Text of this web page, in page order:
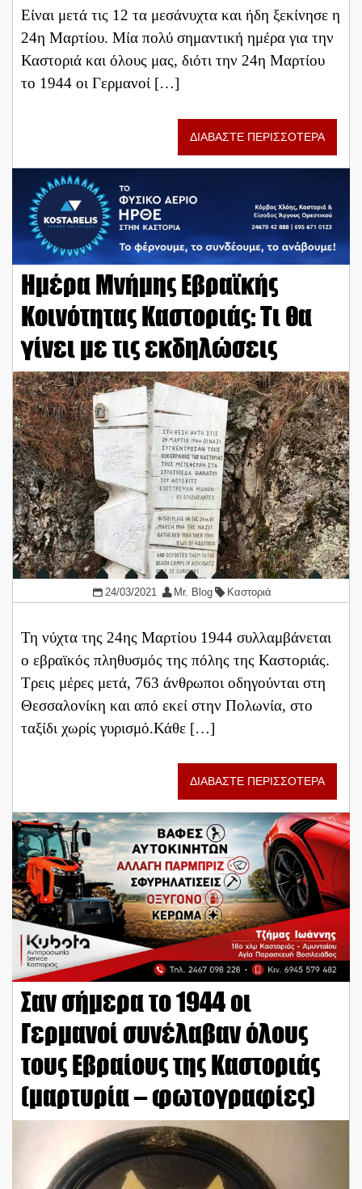
Είναι μετά τις 12 τα μεσάνυχτα και ήδη ξεκίνησε η
24η Μαρτίου. Μία πολύ σημαντική ημέρα για την
Καστοριά και όλους μας, διότι την 24η Μαρτίου
το 1944 οι Γερμανοί […]
ΔΙΑΒΑΣΤΕ ΠΕΡΙΣΣΟΤΕΡΑ
Ημέρα Μνήμης Εβραϊκής
Κοινότητας Καστοριάς: Τι θα
γίνει με τις εκδηλώσεις
24/03/2021 Mr. Blog Καστοριά
Τη νύχτα της 24ης Μαρτίου 1944 συλλαμβάνεται
ο εβραϊκός πληθυσμός της πόλης της Καστοριάς.
Τρεις μέρες μετά, 763 άνθρωποι οδηγούνται στη
Θεσσαλονίκη και από εκεί στην Πολωνία, στο
ταξίδι χωρίς γυρισμό.Κάθε […]
ΔΙΑΒΑΣΤΕ ΠΕΡΙΣΣΟΤΕΡΑ
Σαν σήμερα το 1944 οι
Γερμανοί συνέλαβαν όλους
τους Εβραίους της Καστοριάς
(μαρτυρία – φωτογραφίες)